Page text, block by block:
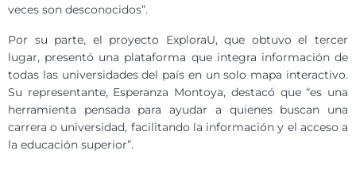
veces son desconocidos”.
Por su parte, el proyecto ExploraU, que obtuvo el tercer
lugar, presentó una plataforma que integra información de
todas las universidades del país en un solo mapa interactivo.
Su representante, Esperanza Montoya, destacó que “es una
herramienta pensada para ayudar a quienes buscan una
carrera o universidad, facilitando la información y el acceso a
la educación superior”.